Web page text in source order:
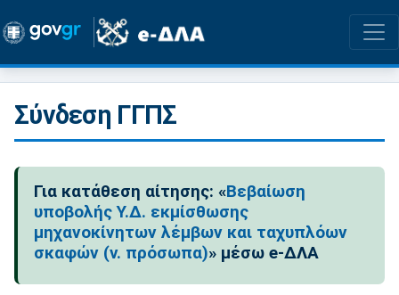
Σύνδεση ΓΓΠΣ
Για κατάθεση αίτησης: «Βεβαίωση
υποβολής Υ.Δ. εκμίσθωσης
μηχανοκίνητων λέμβων και ταχυπλόων
σκαφών (ν. πρόσωπα)» μέσω e-ΔΛΑ